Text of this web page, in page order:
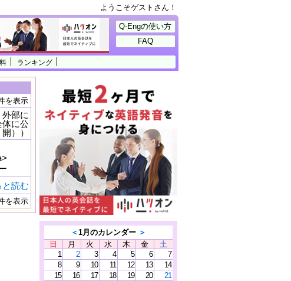
ようこそゲストさん！
ランキング
Q-Engの使い方
FAQ
を表示
外部に
体に公
開））
と読む
を表示
＜1月のカレンダー ＞
日
月 火 水 木 金
土
1
2 3 4 5 6
7
8
9 10 11 12 13
14
15
16 17 18 19 20
21